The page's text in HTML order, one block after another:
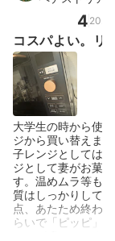
4
コスパよい。リ
うざったい
大学生の時から使
ジから買い替えま
子レンジとしては
ジとして妻がお菓
す。温めムラ等も
質はしっかりして
点、あたため終わ
らいで「ピッピ」